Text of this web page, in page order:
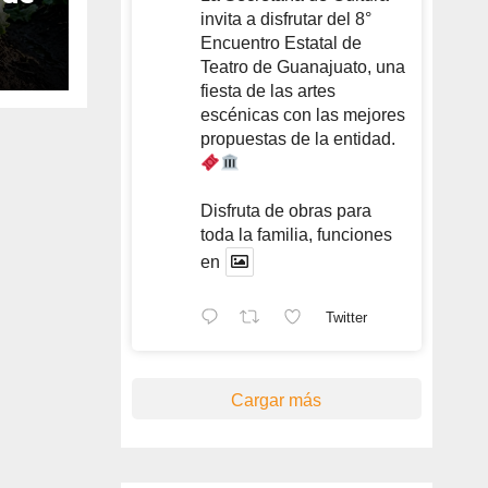
invita a disfrutar del 8°
Encuentro Estatal de
Teatro de Guanajuato, una
fiesta de las artes
escénicas con las mejores
propuestas de la entidad.
Disfruta de obras para
toda la familia, funciones
en
Twitter
Cargar más